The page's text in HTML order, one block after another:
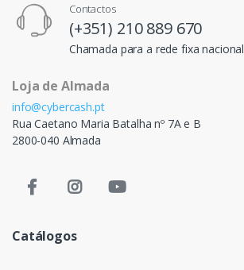
Contactos
(+351) 210 889 670
Chamada para a rede fixa nacional
Loja de Almada
info@cybercash.pt
Rua Caetano Maria Batalha nº 7A e B
2800-040 Almada
Catálogos